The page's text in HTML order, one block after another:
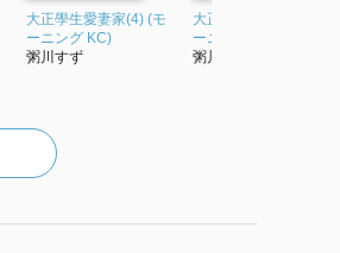
大正學生愛妻家(4) (モ
ーニング KC)
粥川すず
大正學生愛妻家(5) (モ
ーニングKC)
粥川 すず